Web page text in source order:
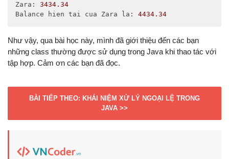
Zara:
3434.34
Balance hien tai cua Zara la:
4434.34
Như vậy, qua bài học này, mình đã giới thiệu đến các bạn
những class thường được sử dụng trong Java khi thao tác với
tập hợp. Cảm ơn các bạn đã đọc.
BÀI TIẾP THEO: KHÁI NIỆM XỬ LÝ NGOẠI LỆ TRONG
JAVA >>